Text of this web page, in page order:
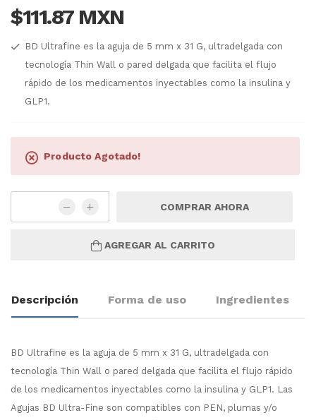
$111.87 MXN
BD Ultrafine es la aguja de 5 mm x 31 G, ultradelgada con
tecnología Thin Wall o pared delgada que facilita el flujo
rápido de los medicamentos inyectables como la insulina y
GLP1.
Producto Agotado!
COMPRAR AHORA
AGREGAR AL CARRITO
Descripción Forma de uso Ingredientes
BD Ultrafine es la aguja de 5 mm x 31 G, ultradelgada con
tecnología Thin Wall o pared delgada que facilita el flujo rápido
de los medicamentos inyectables como la insulina y GLP1. Las
Agujas BD Ultra-Fine son compatibles con PEN, plumas y/o